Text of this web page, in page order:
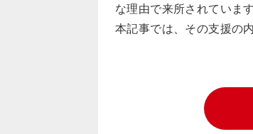
な理由で来所されています
本記事では、その支援の